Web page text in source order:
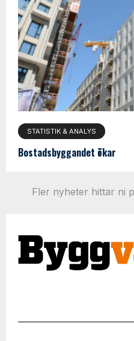
STATISTIK & ANALYS
Bostadsbyggandet ökar
Fler nyheter hittar ni